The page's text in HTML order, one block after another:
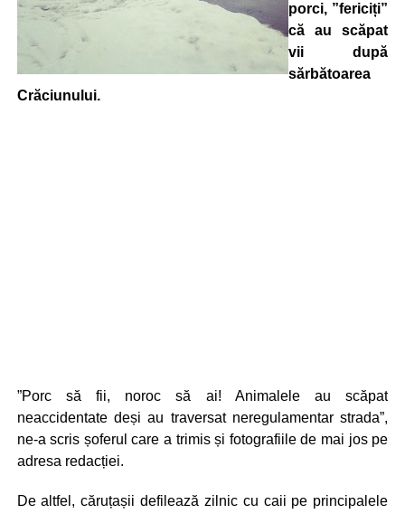
porci, ”fericiți”
că au scăpat
vii după
sărbătoarea
Crăciunului.
”Porc să fii, noroc să ai! Animalele au scăpat
neaccidentate deși au traversat neregulamentar strada”,
ne-a scris șoferul care a trimis și fotografiile de mai jos pe
adresa redacției.
De altfel, căruțașii defilează zilnic cu caii pe principalele